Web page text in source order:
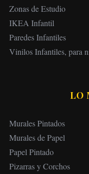
Zonas de Estudio
IKEA Infantil
Paredes Infantiles
Vinilos Infantiles, para
LO
Murales Pintados
Murales de Papel
Papel Pintado
Pizarras y Corchos